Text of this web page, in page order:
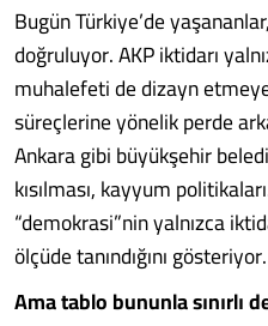
Bugün Türkiye’de
doğruluyor. AKP iktidarı
muhalefeti de dizayn
süreçlerine yönelik perde
Ankara gibi büyükşehir
kısılması, kayyum
“demokrasi”nin yalnızca
ölçüde tanındığını gösteriyor.
Ama tablo bununla sınırlı